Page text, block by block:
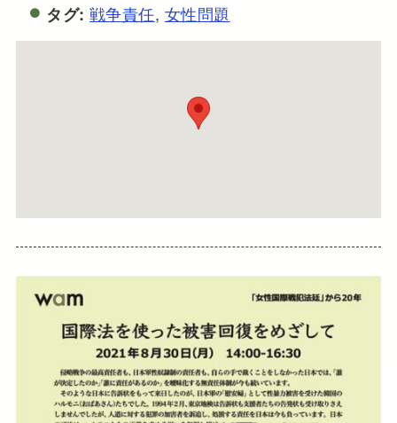
タグ: 戦争責任, 女性問題